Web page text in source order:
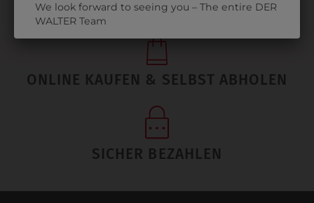
PERSÖNLICHER SERVICE
ONLINE KAUFEN & SELBST ABHOLEN
SICHER BEZAHLEN
We look forward to seeing you – The entire DER
WALTER Team